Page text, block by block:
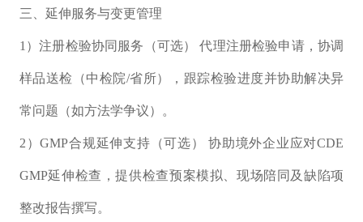
三、延伸服务与变更管理
1）注册检验协同服务（可选） 代理注册检验申请，协调
样品送检（中检院/省所），跟踪检验进度并协助解决异
常问题（如方法学争议）。
2）GMP合规延伸支持（可选） 协助境外企业应对CDE
GMP延伸检查，提供检查预案模拟、现场陪同及缺陷项
整改报告撰写。